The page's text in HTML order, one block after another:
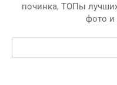
починка, ТОПы
фото и
Поиск: